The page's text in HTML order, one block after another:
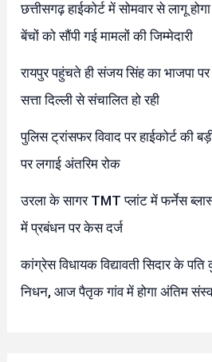
छत्तीसगढ़ हाईकोर्ट में सोमवार से लागू
बेंचों को सौंपी गई मामलों की जिम्मेदारी
रायपुर पहुंचते ही संजय सिंह का भाजपा
सत्ता दिल्ली से संचालित हो रही
पुलिस ट्रांसफर विवाद पर हाईकोर्ट
पर लगाई अंतरिम रोक
उरला के सागर TMT प्लांट में फर्नेस
में प्रबंधन पर केस दर्ज
कांग्रेस विधायक विद्यावती सिदार के पति
निधन, आज पैतृक गांव में होगा अंतिम